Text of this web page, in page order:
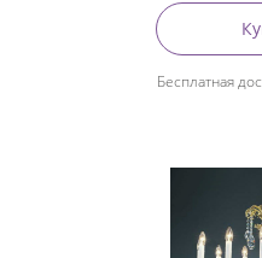
Бесплатная